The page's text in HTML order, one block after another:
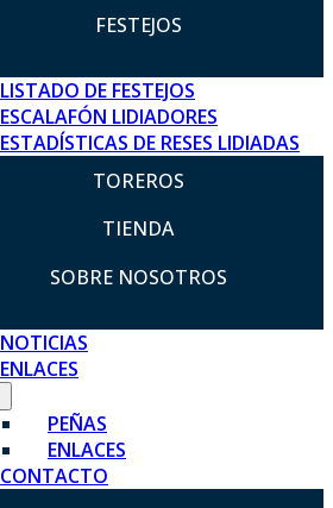
FESTEJOS
LISTADO DE FESTEJOS
ESCALAFÓN LIDIADORES
ESTADÍSTICAS DE RESES LIDIADAS
TOREROS
TIENDA
SOBRE NOSOTROS
NOTICIAS
ENLACES
PEÑAS
ENLACES
CONTACTO